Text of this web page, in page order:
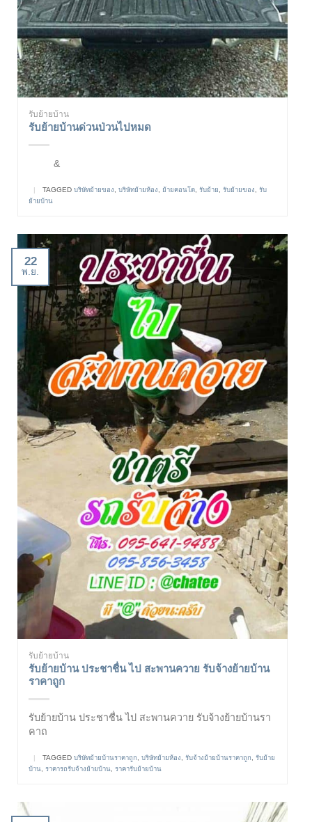
รับย้ายบ้าน
รับย้ายบ้านด่วนป่วนไปหมด
&
| TAGGED บริษัทย้ายของ บริษัทย้ายห้อง ย้ายคอนโด รับย้าย รับย้ายของ
รับ
ย้ายบ้าน
22
พ.ย.
รับย้ายบ้าน
รับย้ายบ้าน ประชาชื่น ไป สะพานควาย รับจ้างย้ายบ้าน
ราคาถูก
รับย้ายบ้าน ประชาชื่น ไป สะพานควาย รับจ้างย้ายบ้านรา
คาถ
| TAGGED บริษัทย้ายบ้านราคาถูก บริษัทย้ายห้อง รับจ้างย้ายบ้านราคาถูก
รับย้าย
บ้าน ราคารถรับจ้างย้ายบ้าน ราคารับย้ายบ้าน